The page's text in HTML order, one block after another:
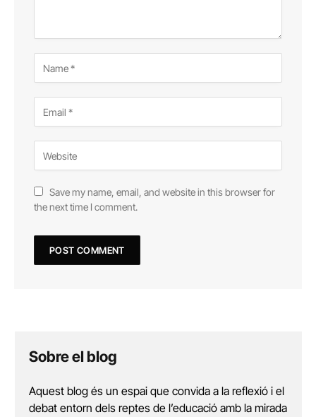
Save my name, email, and website in this browser for
the next time I comment.
Sobre el blog
Aquest blog és un espai que convida a la reflexió i el
debat entorn dels reptes de l’educació amb la mirada